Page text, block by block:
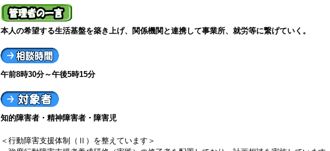
本人の希望する生活基盤を築き上げ、関係機関と連携して事業所、就労等に繋げていく。
午前8時30分～午後5時15分
知的障害者・精神障害者・障害児
＜行動障害支援体制（Ⅱ）を整えています＞